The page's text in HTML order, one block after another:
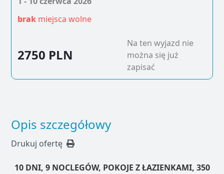
brak miejsca wolne
2750 PLN
Na ten wyjazd nie
można się już
zapisać
Opis szczegółowy
Drukuj ofertę
10 DNI, 9 NOCLEGÓW, POKOJE Z ŁAZIENKAMI, 350